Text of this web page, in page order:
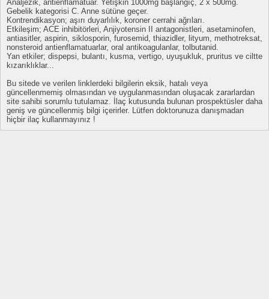
Analjezik, antienflamatuar. Yetişkin 1000mg başlangıç, 2 x 500mg.
Gebelik kategorisi C. Anne sütüne geçer.
Kontrendikasyon; aşırı duyarlılık, koroner cerrahi ağrıları.
Etkileşim; ACE inhibitörleri, Anjiyotensin II antagonistleri, asetaminofen,
antiasitler, aspirin, siklosporin, furosemid, thiazidler, lityum, methotreksat,
nonsteroid antienflamatuarlar, oral antikoagulanlar, tolbutanid.
Yan etkiler; dispepsi, bulantı, kusma, vertigo, uyuşukluk, pruritus ve ciltte
kızarıklıklar...
Bu sitede ve verilen linklerdeki bilgilerin eksik, hatalı veya
güncellenmemiş olmasından ve uygulanmasından oluşacak zararlardan
site sahibi sorumlu tutulamaz. İlaç kutusunda bulunan prospektüsler daha
geniş ve güncellenmiş bilgi içerirler. Lütfen doktorunuza danışmadan
hiçbir ilaç kullanmayınız !